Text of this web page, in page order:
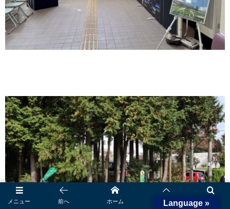
メニュー 検索
前へ ホーム 先頭へ
Language »